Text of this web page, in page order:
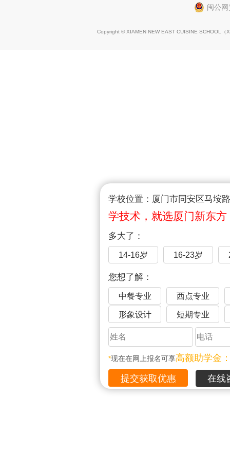
学校位置：厦门市同安区马垵
学技术，就选厦门新东方
多大了：
14-16岁 16-23岁
您想了解：
中餐专业 西点专业
形象设计 短期专业
*现在在网上报名可享高额助学金
在线
闽公
Copyright © XIAMEN NEW EAST CUISINE SCHOOL（